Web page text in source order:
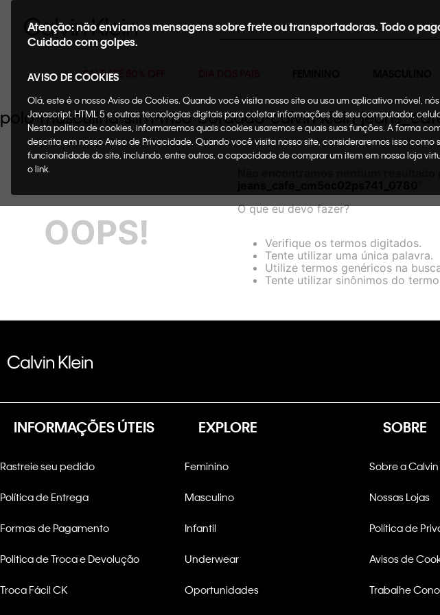
Buscar
SALE ATÉ 50% OFF
Atenção: não enviamos mensagens sobre frete ou transportadoras. Todo o
Cuidado com golpes.
AVISO DE COOKIES
Olá, este é o nosso Aviso de Cookies. Quando você visita nosso site ou usa um aplicativo móvel,
Javascript, HTML 5 e outras tecnologias digitais para coletar informações de seu computador,
Nesta política de cookies, informaremos quais cookies usaremos e quais suas funções. A forma
descrita em nosso Aviso de Privacidade. Quando você visita nosso site, consideraremos isso
funcionalidade do site, incluindo, entre outros, a capacidade de comprar um item em nossa loja
o link.
polo-masculina-slim-friso-bordado-calvin-klein-
OOPS!
O que eu devo fazer?
Verifique os termos digitados.
Tente utilizar uma única palavra.
Utilize termos genéricos na
Tente utilizar sinônimos do
INFORMAÇÕES ÚTEIS
Rastreie seu pedido
Política de Entrega
Formas de Pagamento
Politica de Troca e Devolução
Troca Fácil CK
EXPLORE
Feminino
Masculino
Infantil
Underwear
Oportunidades
SOBRE
Sobre a Calvin
Nossas Lojas
Política de
Avisos de
Trabalhe